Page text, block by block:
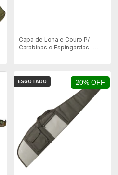
Capa de Lona e Couro P/
Carabinas e Espingardas -
20% OFF
ESGOTADO